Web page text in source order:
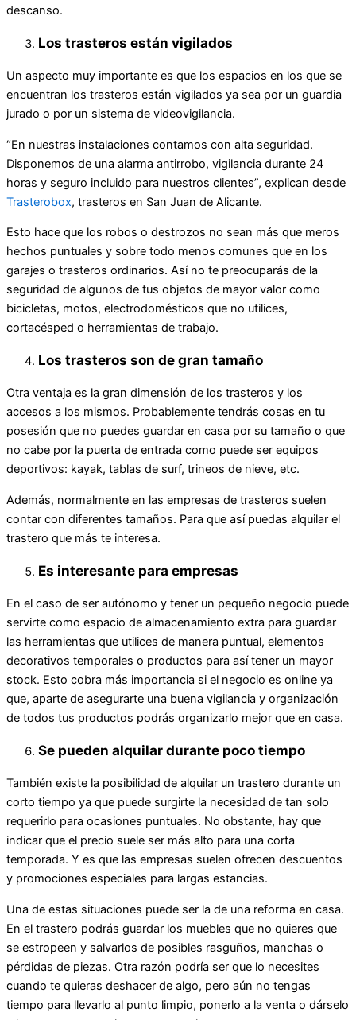
descanso.
Los trasteros están vigilados
Un aspecto muy importante es que los espacios en los que se
encuentran los trasteros están vigilados ya sea por un guardia
jurado o por un sistema de videovigilancia.
“En nuestras instalaciones contamos con alta seguridad.
Disponemos de una alarma antirrobo, vigilancia durante 24
horas y seguro incluido para nuestros clientes”, explican desde
Trasterobox, trasteros en San Juan de Alicante.
Esto hace que los robos o destrozos no sean más que meros
hechos puntuales y sobre todo menos comunes que en los
garajes o trasteros ordinarios. Así no te preocuparás de la
seguridad de algunos de tus objetos de mayor valor como
bicicletas, motos, electrodomésticos que no utilices,
cortacésped o herramientas de trabajo.
Los trasteros son de gran tamaño
Otra ventaja es la gran dimensión de los trasteros y los
accesos a los mismos. Probablemente tendrás cosas en tu
posesión que no puedes guardar en casa por su tamaño o que
no cabe por la puerta de entrada como puede ser equipos
deportivos: kayak, tablas de surf, trineos de nieve, etc.
Además, normalmente en las empresas de trasteros suelen
contar con diferentes tamaños. Para que así puedas alquilar el
trastero que más te interesa.
Es interesante para empresas
En el caso de ser autónomo y tener un pequeño negocio puede
servirte como espacio de almacenamiento extra para guardar
las herramientas que utilices de manera puntual, elementos
decorativos temporales o productos para así tener un mayor
stock. Esto cobra más importancia si el negocio es online ya
que, aparte de asegurarte una buena vigilancia y organización
de todos tus productos podrás organizarlo mejor que en casa.
Se pueden alquilar durante poco tiempo
También existe la posibilidad de alquilar un trastero durante un
corto tiempo ya que puede surgirte la necesidad de tan solo
requerirlo para ocasiones puntuales. No obstante, hay que
indicar que el precio suele ser más alto para una corta
temporada. Y es que las empresas suelen ofrecen descuentos
y promociones especiales para largas estancias.
Una de estas situaciones puede ser la de una reforma en casa.
En el trastero podrás guardar los muebles que no quieres que
se estropeen y salvarlos de posibles rasguños, manchas o
pérdidas de piezas. Otra razón podría ser que lo necesites
cuando te quieras deshacer de algo, pero aún no tengas
tiempo para llevarlo al punto limpio, ponerlo a la venta o dárselo